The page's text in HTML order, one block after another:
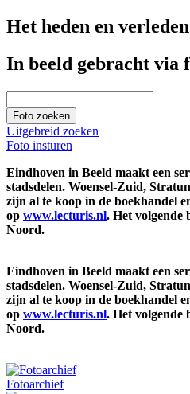
Het heden en
In beeld gebracht via
Uitgebreid zoeken
Foto insturen
Eindhoven in Beeld maakt een
stadsdelen. Woensel-Zuid,
zijn al te koop in de boekhandel
op www.lecturis.nl. Het volgende
Eindhoven in Beeld maakt een
stadsdelen. Woensel-Zuid,
zijn al te koop in de boekhandel
op www.lecturis.nl. Het volgende
Fotoarchief